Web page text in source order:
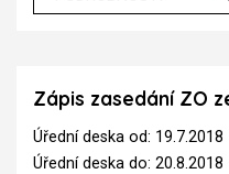
Zápis zasedání ZO
Úřední deska od: 19.7.2018
Úřední deska do: 20.8.2018